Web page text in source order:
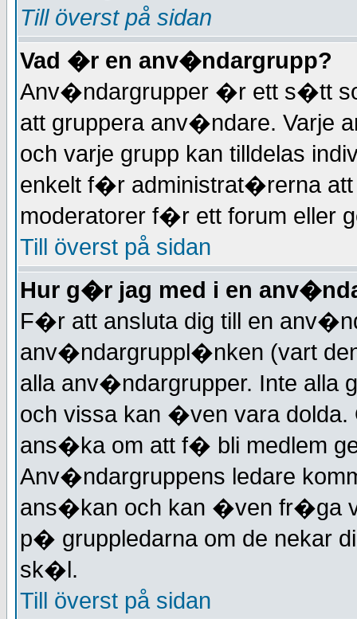
Till överst på sidan
Vad �r en anv�ndargrupp?
Anv�ndargrupper �r ett s�tt
att gruppera anv�ndare. Varje
och varje grupp kan tilldelas
enkelt f�r administrat�rerna
moderatorer f�r ett forum eller
Till överst på sidan
Hur g�r jag med i en
F�r att ansluta dig till en
anv�ndargruppl�nken (vart
alla anv�ndargrupper. Inte alla
och vissa kan �ven vara
ans�ka om att f� bli medlem
Anv�ndargruppens ledare
ans�kan och kan �ven fr�ga
p� gruppledarna om de nekar
sk�l.
Till överst på sidan